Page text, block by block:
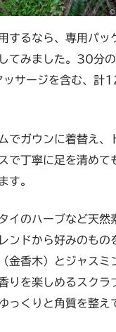
するなら、専用パッ
てみました。30分
サージを含む、計
でガウンに着替え、
で丁寧に足を清めて
す。
イのハーブなど天然
ンドから好みのもの
金香木）とジャスミ
りを楽しめるスクラ
っくりと角質を整え